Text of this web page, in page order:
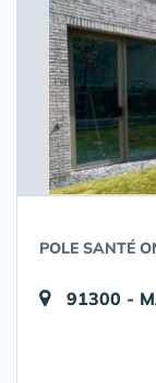
POLE SANTÉ
91300 -